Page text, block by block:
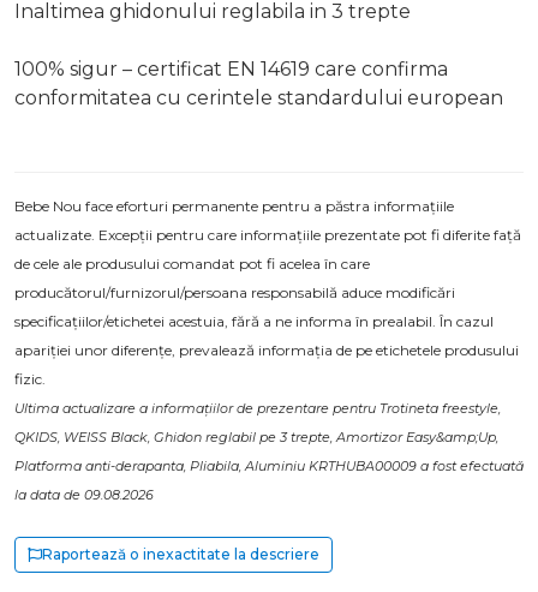
Inaltimea ghidonului reglabila in 3 trepte
100% sigur – certificat EN 14619 care confirma
conformitatea cu cerintele standardului european
Bebe Nou face eforturi permanente pentru a păstra informațiile
actualizate. Excepții pentru care informațiile prezentate pot fi diferite față
de cele ale produsului comandat pot fi acelea în care
producătorul/furnizorul/persoana responsabilă aduce modificări
specificațiilor/etichetei acestuia, fără a ne informa în prealabil. În cazul
apariției unor diferențe, prevalează informația de pe etichetele produsului
fizic.
Ultima actualizare a informațiilor de prezentare pentru Trotineta freestyle,
QKIDS, WEISS Black, Ghidon reglabil pe 3 trepte, Amortizor Easy&amp;Up,
Platforma anti-derapanta, Pliabila, Aluminiu KRTHUBA00009 a fost efectuată
la data de 09.08.2026
Raportează o inexactitate la descriere